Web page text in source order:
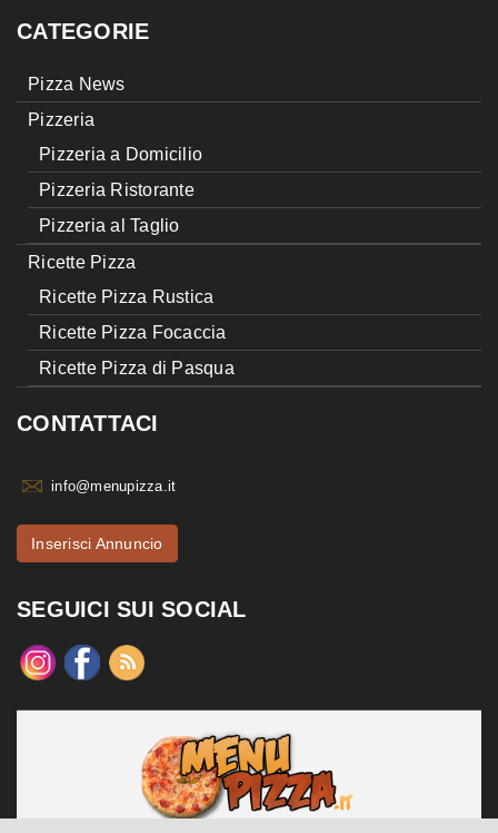
CATEGORIE
Pizza News
Pizzeria
Pizzeria a Domicilio
Pizzeria Ristorante
Pizzeria al Taglio
Ricette Pizza
Ricette Pizza Rustica
Ricette Pizza Focaccia
Ricette Pizza di Pasqua
CONTATTACI
info@menupizza.it
Inserisci Annuncio
SEGUICI SUI SOCIAL